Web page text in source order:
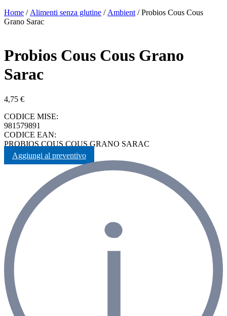
Home / Alimenti senza glutine / Ambient / Probios Cous Cous
Grano Sarac
Probios Cous Cous Grano
Sarac
4,75 €
CODICE MISE:
981579891
CODICE EAN:
PROBIOS COUS COUS GRANO SARAC
Aggiungi al preventivo